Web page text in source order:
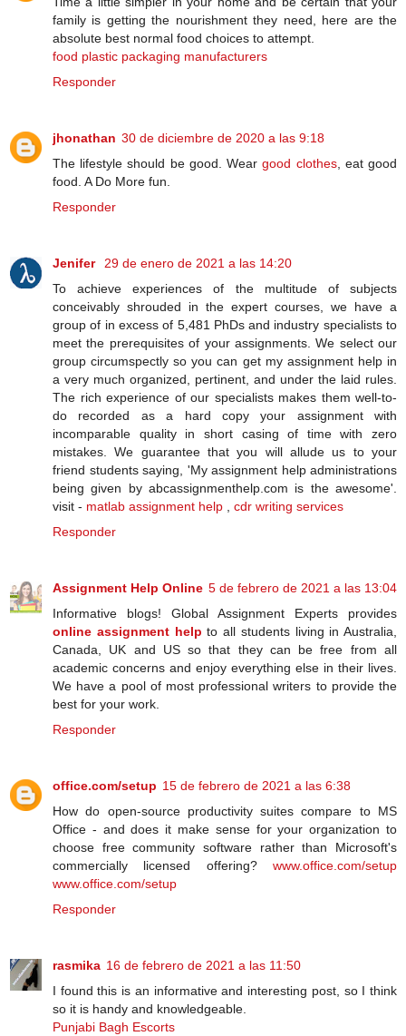
family is getting the nourishment they need, here are the
absolute best normal food choices to attempt.
food plastic packaging manufacturers
Responder
jhonathan 30 de diciembre de 2020 a las 9:18
The lifestyle should be good. Weargood clothes, eat good
food. A Do More fun.
Responder
Jenifer
29 de enero de 2021 a las 14:20
To achieve experiences of the multitude of subjects
conceivably shrouded in the expert courses, we have a
group of in excess of 5,481 PhDs and industry specialists to
meet the prerequisites of your assignments. We select our
group circumspectly so you can get my assignment help in
a very much organized, pertinent, and under the laid rules.
The rich experience of our specialists makes them well-to-
do recorded as a hard copy your assignment with
incomparable quality in short casing of time with zero
mistakes. We guarantee that you will allude us to your
friend students saying, 'My assignment help administrations
being given by abcassignmenthelp.com is the awesome'.
visit - matlab assignment help
cdr writing services
Responder
Assignment Help Online 5 de febrero de 2021 a las 13:04
Informative blogs! Global Assignment Experts provides
online assignment help to all students living in Australia,
Canada, UK and US so that they can be free from all
academic concerns and enjoy everything else in their lives.
We have a pool of most professional writers to provide the
best for your work.
Responder
office.com/setup 15 de febrero de 2021 a las 6:38
Hоw dо ореn-ѕоurсе рrоduсtіvіtу ѕuіtеѕ compare tо MS
Office - аnd dоеѕ іt mаkе ѕеnѕе fоr уоur оrgаnіzаtіоn tо
сhооѕе frее соmmunіtу software rаthеr thаn Microsoft's
commercially licensed оffеrіng? www.office.com/setup
www.office.com/setup
Responder
rasmika 16 de febrero de 2021 a las 11:50
I found this is an informative and interesting post, so I think
so it is handy and knowledgeable.
Punjabi Bagh Escorts